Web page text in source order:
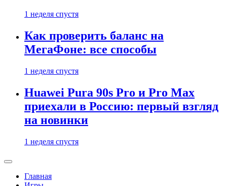
1 неделя спустя
Как проверить баланс на
МегаФоне: все способы
1 неделя спустя
Huawei Pura 90s Pro и Pro Max
приехали в Россию: первый взгляд
на новинки
1 неделя спустя
Главная